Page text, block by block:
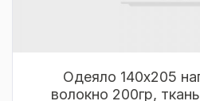
Одеяло 140х205
волокно 200гр,